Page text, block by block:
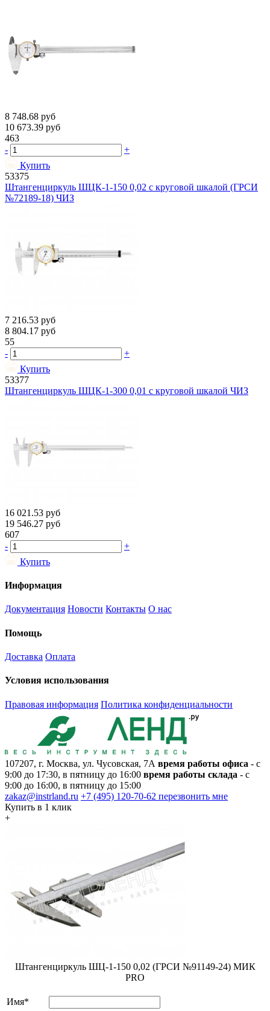
8 748.68 руб
10 673.39 руб
463
-
+
Купить
53375
Штангенциркуль ШЦК-1-150 0,02 с круговой шкалой (ГРСИ
№72189-18) ЧИЗ
7 216.53 руб
8 804.17 руб
55
-
+
Купить
53377
Штангенциркуль ШЦК-1-300 0,01 с круговой шкалой ЧИЗ
16 021.53 руб
19 546.27 руб
607
-
+
Купить
Информация
Документация Новости Контакты О нас
Помощь
Доставка Оплата
Условия использования
Правовая информация Политика конфиденциальности
107207, г. Москва, ул. Чусовская, 7А время работы офиса - с
9:00 до 17:30, в пятницу до 16:00 время работы склада - с
9:00 до 16:00, в пятницу до 15:00
zakaz@instrland.ru +7 (495) 120-70-62 перезвонить мне
Купить в 1 клик
+
Штангенциркуль ШЦ-1-150 0,02 (ГРСИ №91149-24) МИК
PRO
Имя*